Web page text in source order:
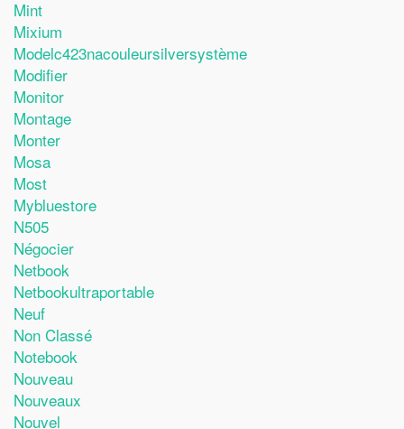
Mint
Mixium
Modelc423nacouleursilversystème
Modifier
Monitor
Montage
Monter
Mosa
Most
Mybluestore
N505
Négocier
Netbook
Netbookultraportable
Neuf
Non Classé
Notebook
Nouveau
Nouveaux
Nouvel